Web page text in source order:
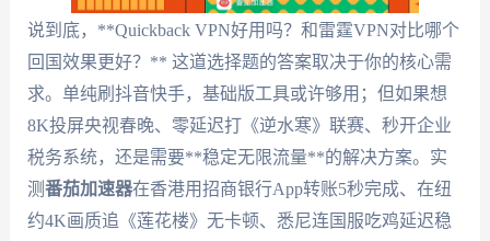
说到底，**Quickback VPN好用吗？和雷霆VPN对比哪个
回国效果更好？** 这道选择题的答案取决于你的核心需
求。单纯刷抖音快手，基础版工具或许够用；但如果想
8K投屏央视春晚、零延迟打《逆水寒》联赛、秒开企业
税务系统，还是需要**稳定无限流量**的解决方案。实
测番茄加速器在香港用招商银行App转账5秒完成、在纽
约4K画质追《莲花楼》无卡顿、悉尼连国服吃鸡延迟稳